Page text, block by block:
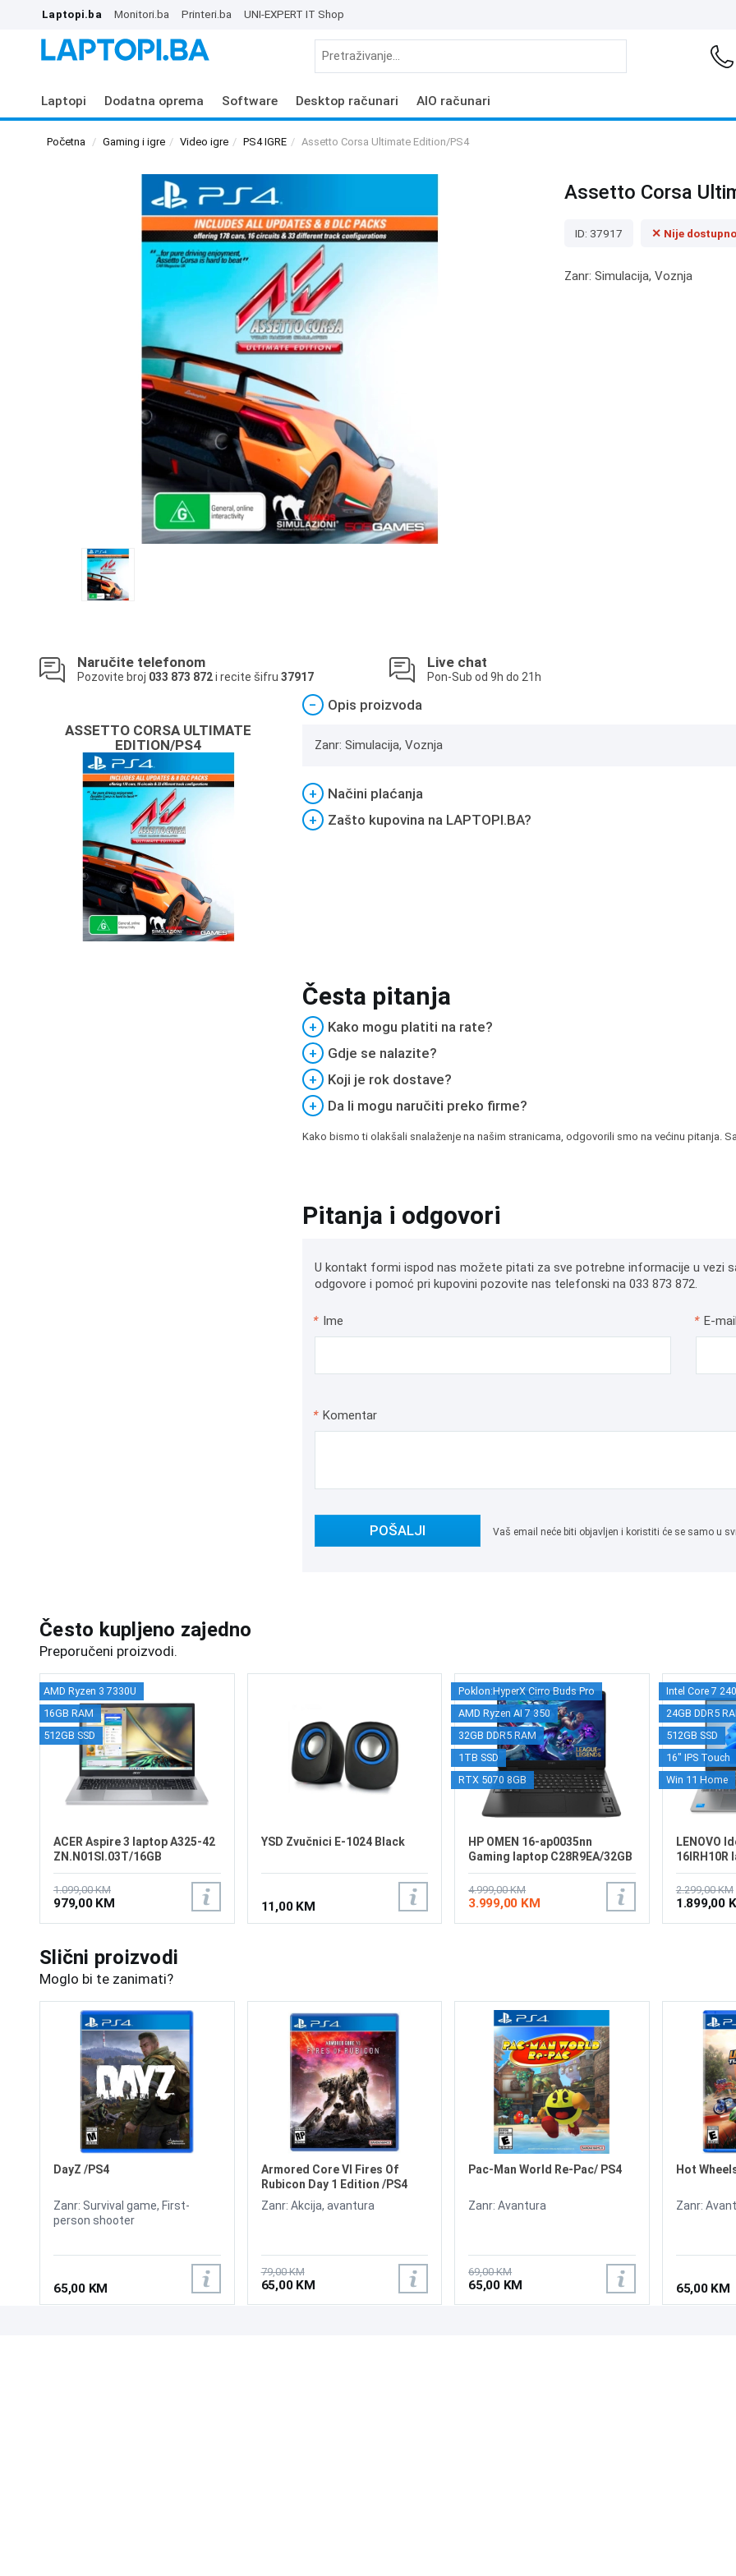
Laptopi.ba Monitori.ba Printeri.ba UNI-EXPERT IT Shop
Laptopi Dodatna oprema Software Desktop računari AIO računari
Početna Gaming i igre Video igre PS4 IGRE Assetto Corsa Ultimate Edition/PS4
Assetto Corsa
ID: 37917 ✕ Nije dostupno
Zanr: Simulacija, Voznja
Naručite telefonom
Pozovite broj 033 873 872i recite šifru 37917
Live chat
Pon-Sub od 9h do 21h
ASSETTO CORSA ULTIMATE
EDITION/PS4
− Opis proizvoda
Zanr: Simulacija, Voznja
+
Načini plaćanja
+
Zašto kupovina na LAPTOPI.BA?
Česta pitanja
+
Kako mogu platiti na rate?
+
Gdje se nalazite?
+
Koji je rok dostave?
+
Da li mogu naručiti preko firme?
Kako bismo ti olakšali snalaženje na našim stranicama, odgovorili smo na većinu pitanja.
Pitanja i odgovori
U kontakt formi ispod nas možete pitati za sve potrebne informacije u vezi
odgovore i pomoć pri kupovini pozovite nas telefonski na 033 873 872.
* Ime * E-mail
* Komentar
POŠALJI Vaš email neće biti objavljen i koristiti će se samo u
Često kupljeno zajedno
Preporučeni proizvodi.
AMD Ryzen 3 7330U
16GB RAM
512GB SSD
ACER Aspire 3 laptop A325-42
ZN.N01SI.03T/16GB
1.099,00 KM
979,00 KM
YSD Zvučnici E-1024 Black
11,00 KM
Poklon:HyperX Cirro Buds Pro
AMD Ryzen AI 7 350
32GB DDR5 RAM
1TB SSD
RTX 5070 8GB
HP OMEN 16-ap0035nn
Gaming laptop C28R9EA/32GB
4.999,00 KM
3.999,00 KM
Intel Core 7
24GB DDR5
512GB SSD
16" IPS Touch
Win 11 Home
LENOVO
16IRH10R
2.299,00 KM
1.899,00
Slični proizvodi
Moglo bi te zanimati?
DayZ /PS4
Zanr: Survival game, First-
person shooter
65,00 KM
Armored Core VI Fires Of
Rubicon Day 1 Edition /PS4
Zanr: Akcija, avantura
79,00 KM
65,00 KM
Pac-Man World Re-Pac/ PS4
Zanr: Avantura
69,00 KM
65,00 KM
Hot
Zanr:
65,00 KM